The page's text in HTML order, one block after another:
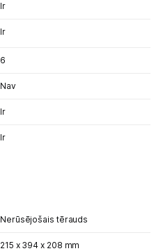
Ir
Ir
6
Nav
Ir
Ir
Nerūsējošais tērauds
215 x 394 x 208 mm